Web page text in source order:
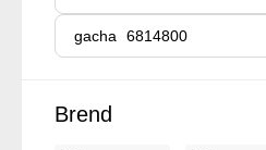
gacha
Brend